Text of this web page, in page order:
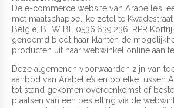
De e-commerce website van Arabelle’s,
met maatschappelijke zetel te Kwadestraat
België, BTW BE 0536.639.236, RPR
genoemd biedt haar klanten de
producten uit haar webwinkel online aan
Deze algemenen voorwaarden zijn van
aanbod van Arabelle’s en op elke tussen
tot stand gekomen overeenkomst of
plaatsen van een bestelling via de